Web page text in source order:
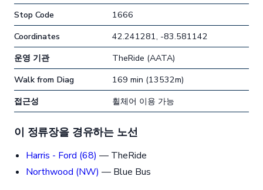
Stop Code
1666
Coordinates
42.241281, -83.581142
운영 기관
TheRide (AATA)
Walk from Diag
169 min (13532m)
접근성
휠체어 이용 가능
이 정류장을 경유하는 노선
Harris - Ford (68) — TheRide
Northwood (NW) — Blue Bus